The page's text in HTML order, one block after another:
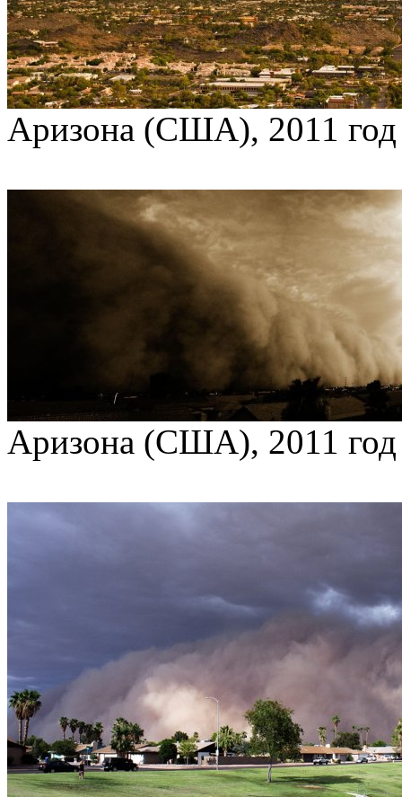
Аризона (США), 2011 год
Аризона (США), 2011 год